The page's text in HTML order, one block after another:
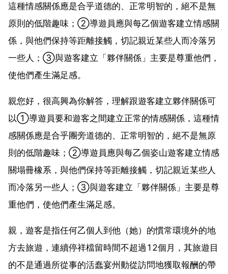
這種情感關係應是合乎道德的、正常明智的，絕不是無
原則的低階趣味；②導遊員應與每乙個遊客建立情感關
係，與他們保持等距離接觸，切記親近某些人而冷落另
一些人；③與遊客建立「夥伴關係」主要是尊重他們，
使他們產生滿足感。
親您好，很高興為你解答，理解跟遊客建立夥伴關係可
以①導遊員要和遊客之間建立正常的情感關係，這種情
感關係應是合乎團旁道德的、正常明智的，絕不是無原
則的低階趣味；②導遊員應與每乙個姿山遊客建立情感
關塌冊橡系，與他們保持等距離接觸，切記親近某些人
而冷落另一些人；③與遊客建立「夥伴關係」主要是尊
重他們，使他們產生滿足感。
親，遊客是指任何乙個人到他（她）的慣常環境外的地
方去旅遊，連續停祥檔留時間不超過12個月，其旅遊目
的不是通過所從事的活蠢宴州動從訪問地獲取報酬的帶